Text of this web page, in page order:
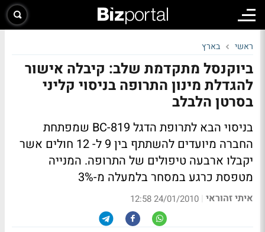
ראשי בארץ
ביוקנסל מתקדמת שלב: קיבלה אישור
להגדלת מינון התרופה בניסוי קליני
בסרטן הלבלב
בניסוי הבא לתרופת הדגל BC-819 שמפתחת
החברה מיועדים להשתתף בין 9 ל- 12 חולים אשר
יקבלו ארבעה טיפולים של התרופה. המנייה
מטפסת כרגע במסחר בלמעלה מ-3%
איתי זהוראי |
24/01/2010 12:58